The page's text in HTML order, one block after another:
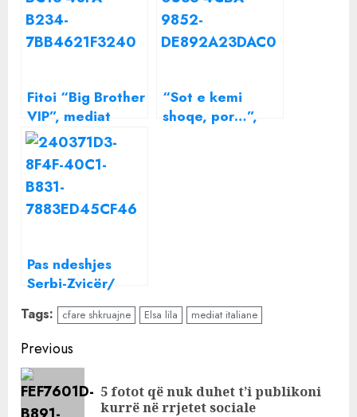
Fitoi “Big Brother
VIP”, mediat
italiane shkruajnë
për Ilir Shaqirin
“Sot e kemi
shoqe, por…”,
Pas ndeshjes
Serbi-Zvicër/
Mediat serbe
“shënjestrojnë”
Don Xhonin, ja
çfarë shkruajnë
për reperin
Tags: cfare shkruajne Elsa lila mediat italiane
Continue
Reading
Previous
5 fotot që nuk duhet t’i publikoni
kurrë në rrjetet sociale